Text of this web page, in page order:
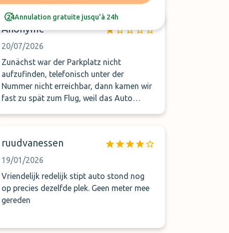
Annulation gratuite jusqu'à 24h
Anonyme
20/07/2026
Zunächst war der Parkplatz nicht
aufzufinden, telefonisch unter der
Nummer nicht erreichbar, dann kamen wir
fast zu spät zum Flug, weil das Auto
jemand los. Dieser war sehr bemüht
pünktlich anzukommen.
ruudvanessen
19/01/2026
Vriendelijk redelijk stipt auto stond nog
op precies dezelfde plek. Geen meter mee
gereden